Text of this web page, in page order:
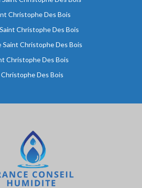
Christophe Des Bois
Christophe Des Bois
Saint Christophe Des Bois
Christophe Des Bois
Des Bois